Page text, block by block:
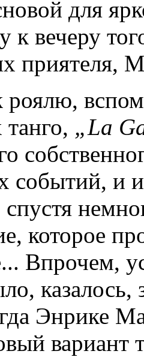
для
к вечеру
приятеля,
„La
событий, и
которое
Впрочем,
Энрике
вариант